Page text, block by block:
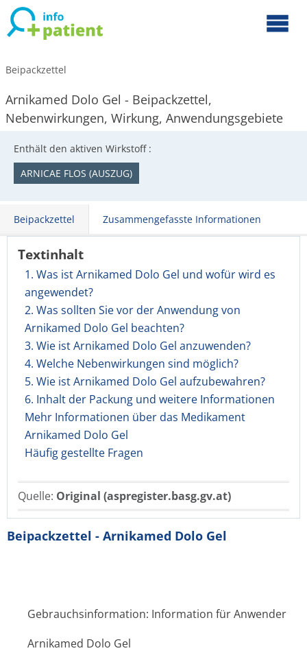
Beipackzettel
Arnikamed Dolo Gel - Beipackzettel,
Nebenwirkungen, Wirkung, Anwendungsgebiete
Enthält den aktiven Wirkstoff :
ARNICAE FLOS (AUSZUG)
Beipackzettel Zusammengefasste Informationen
Textinhalt
1. Was ist Arnikamed Dolo Gel und wofür wird es
angewendet?
2. Was sollten Sie vor der Anwendung von
Arnikamed Dolo Gel beachten?
3. Wie ist Arnikamed Dolo Gel anzuwenden?
4. Welche Nebenwirkungen sind möglich?
5. Wie ist Arnikamed Dolo Gel aufzubewahren?
6. Inhalt der Packung und weitere Informationen
Mehr Informationen über das Medikament
Arnikamed Dolo Gel
Häufig gestellte Fragen
Quelle: Original (aspregister.basg.gv.at)
Beipackzettel - Arnikamed Dolo Gel
Gebrauchsinformation: Information für Anwender
Arnikamed Dolo Gel